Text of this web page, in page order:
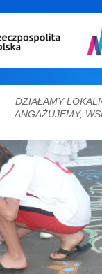
DZIAŁAMY
ANGAŻUJEMY,